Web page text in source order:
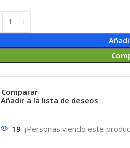
Comparar
Añadir a la lista de deseos
19 ¡Personas viendo este